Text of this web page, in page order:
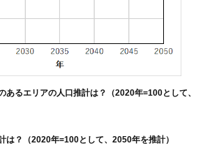
あるエリアの人口推計は？（2020年=100として、
は？（2020年=100として、2050年を推計）